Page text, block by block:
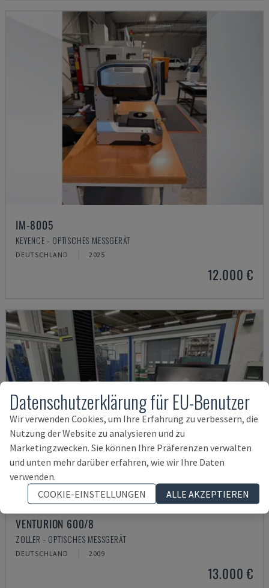
IM-8005
KEYENCE - OPTISCHES MESSGERÄT
DEUTSCHLAND 2025
12.000 €
VENTURION 600/8
ZOLLER - OPTISCHES MESSGERÄT
DEUTSCHLAND 2009
13.000 €
Datenschutzerklärung für EU-Benutzer
Wir verwenden Cookies, um Ihre Erfahrung zu verbessern, die
Nutzung der Website zu analysieren und zu
Marketingzwecken. Sie können Ihre Präferenzen verwalten
und unten mehr darüber erfahren, wie wir Ihre Daten
verwenden.
COOKIE-EINSTELLUNGEN
ALLE AKZEPTIEREN